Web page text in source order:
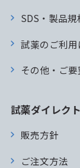
SDS・製品
試薬のご利
その他・ご要
試薬ダイレク
販売方針
ご注文方法